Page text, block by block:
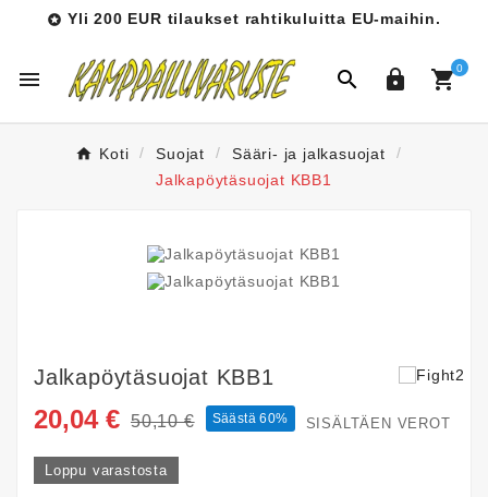
 Yli 200 EUR tilaukset rahtikuluitta EU-maihin.
   0
Koti Suojat
Sääri- ja jalkasuojat
Jalkapöytäsuojat KBB1
Jalkapöytäsuojat KBB1
20,04 € 50,10 € Säästä 60% SISÄLTÄEN VEROT
Loppu varastosta